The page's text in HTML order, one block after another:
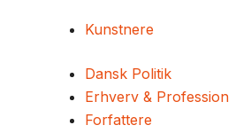
Kunstnere
Dansk Politik
Erhverv & Profession
Forfattere